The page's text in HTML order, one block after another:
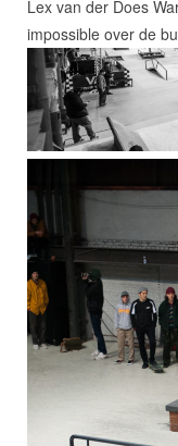
Lex van der Does
impossible over de